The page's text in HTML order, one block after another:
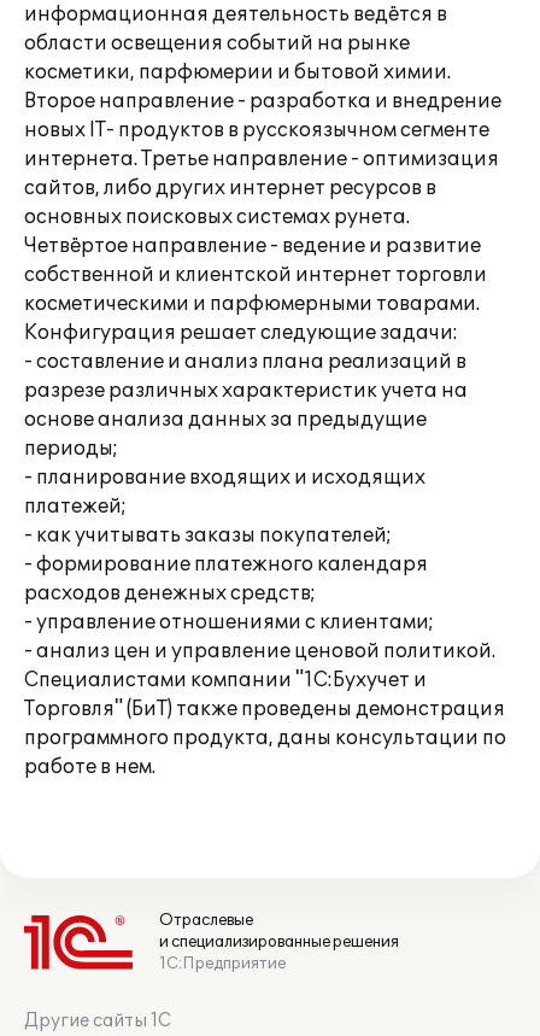
информационная деятельность ведётся в
области освещения событий на рынке
косметики, парфюмерии и бытовой химии.
Второе направление - разработка и внедрение
новых IT- продуктов в русскоязычном сегменте
интернета. Третье направление - оптимизация
сайтов, либо других интернет ресурсов в
основных поисковых системах рунета.
Четвёртое направление - ведение и развитие
собственной и клиентской интернет торговли
косметическими и парфюмерными товарами.
Конфигурация решает следующие задачи:
- составление и анализ плана реализаций в
разрезе различных характеристик учета на
основе анализа данных за предыдущие
периоды;
- планирование входящих и исходящих
платежей;
- как учитывать заказы покупателей;
- формирование платежного календаря
расходов денежных средств;
- управление отношениями с клиентами;
- анализ цен и управление ценовой политикой.
Специалистами компании "1С:Бухучет и
Торговля" (БиТ) также проведены демонстрация
программного продукта, даны консультации по
работе в нем.
Отраслевые
и специализированные решения
1С:Предприятие
Другие сайты 1С